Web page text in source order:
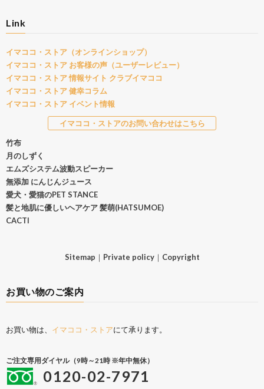
Link
イマココ・ストア（オンラインショップ）
イマココ・ストア お客様の声（ユーザーレビュー）
イマココ・ストア 情報サイト クラブイマココ
イマココ・ストア 健幸コラム
イマココ・ストア イベント情報
イマココ・ストアのお問い合わせはこちら
竹布
月のしずく
エムズシステム波動スピーカー
無添加 にんじんジュース
愛犬・愛猫のPET STANCE
髪と地肌に優しいヘアケア 髪萌(HATSUMOE)
CACTI
Sitemap ｜ Private policy｜ Copyright
お買い物のご案内
お買い物は、 イマココ・ストアにて承ります。
ご注文専用ダイヤル（9時～21時 ※年中無休）
0120-02-7971